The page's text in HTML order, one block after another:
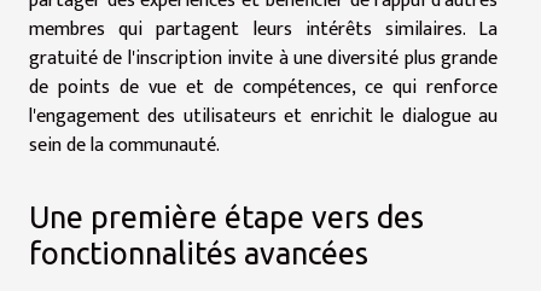
membres qui partagent leurs intérêts similaires. La
gratuité de l'inscription invite à une diversité plus grande
de points de vue et de compétences, ce qui renforce
l'engagement des utilisateurs et enrichit le dialogue au
sein de la communauté.
Une première étape vers des
fonctionnalités avancées